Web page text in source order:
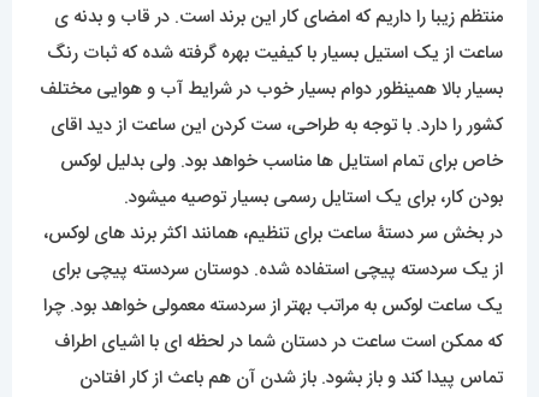
منتظم زیبا را داریم که امضای کار این برند است. در قاب و بدنه ی
ساعت از یک استیل بسیار با کیفیت بهره گرفته شده که ثبات رنگ
بسیار بالا همینظور دوام بسیار خوب در شرایط آب و هوایی مختلف
کشور را دارد. با توجه به طراحی، ست کردن این ساعت از دید اقای
خاص برای تمام استایل ها مناسب خواهد بود. ولی بدلیل لوکس
بودن کار، برای یک استایل رسمی بسیار توصیه میشود.
در بخش سر دستۀ ساعت برای تنظیم، همانند اکثر برند های لوکس،
از یک سردسته پیچی استفاده شده. دوستان سردسته پیچی برای
یک ساعت لوکس به مراتب بهتر از سردسته معمولی خواهد بود. چرا
که ممکن است ساعت در دستان شما در لحظه ای با اشیای اطراف
تماس پیدا کند و باز بشود. باز شدن آن هم باعث از کار افتادن